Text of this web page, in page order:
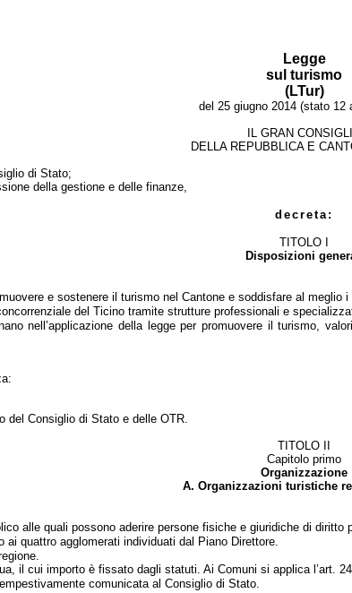
Legge
sul turismo
(LTur)
del 25 giugno 2014 (stato 12
IL GRAN
DELLA REPUBBLICA E
di Stato;
della gestione e delle finanze,
decreta:
TITOLO I
Disposizioni
e sostenere il turismo nel Cantone e soddisfare al meglio
del Ticino tramite strutture professionali e
nell’applicazione della legge per promuovere il turismo,
del Consiglio di Stato e delle OTR.
TITOLO II
Capitolo primo
Organizzazione
A. Organizzazioni turistiche
alle quali possono aderire persone fisiche e giuridiche di diritto
quattro agglomerati individuati dal Piano Direttore.
il cui importo è fissato dagli statuti. Ai Comuni si applica l’art.
comunicata al Consiglio di Stato.